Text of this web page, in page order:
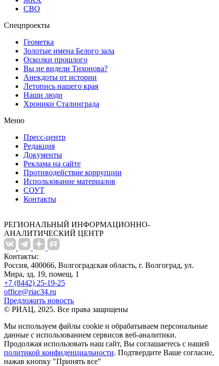
СВО
Спецпроекты
Геометка
Золотые имена Белого зала
Осколки прошлого
Вы не видели Тихонова?
Анекдоты от истории
Летопись нашего края
Наши люди
Хроники Сталинграда
Меню
Пресс-центр
Редакция
Документы
Реклама на сайте
Противодействие коррупции
Использование материалов
СОУТ
Контакты
РЕГИОНАЛЬНЫЙ ИНФОРМАЦИОННО-
АНАЛИТИЧЕСКИЙ ЦЕНТР
Контакты:
Россия, 400066, Волгоградская область, г. Волгоград, ул.
Мира, зд. 19, помещ. 1
+7 (8442) 25-19-25
office@riac34.ru
Предложить новость
© РИАЦ, 2025. Все права защищены
Мы используем файлы сookie и обрабатываем персональные
данные с использованием сервисов веб-аналитики.
Продолжая использовать наш сайт, Вы соглашаетесь с нашей
политикой конфиденциальности. Подтвердите Ваше согласие,
нажав кнопку "Принять все"